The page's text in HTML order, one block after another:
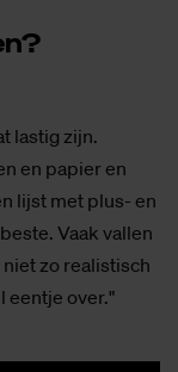
lastig zijn.
en papier en
lijst met plus- en
Vaak vallen
zo realistisch
eentje over."